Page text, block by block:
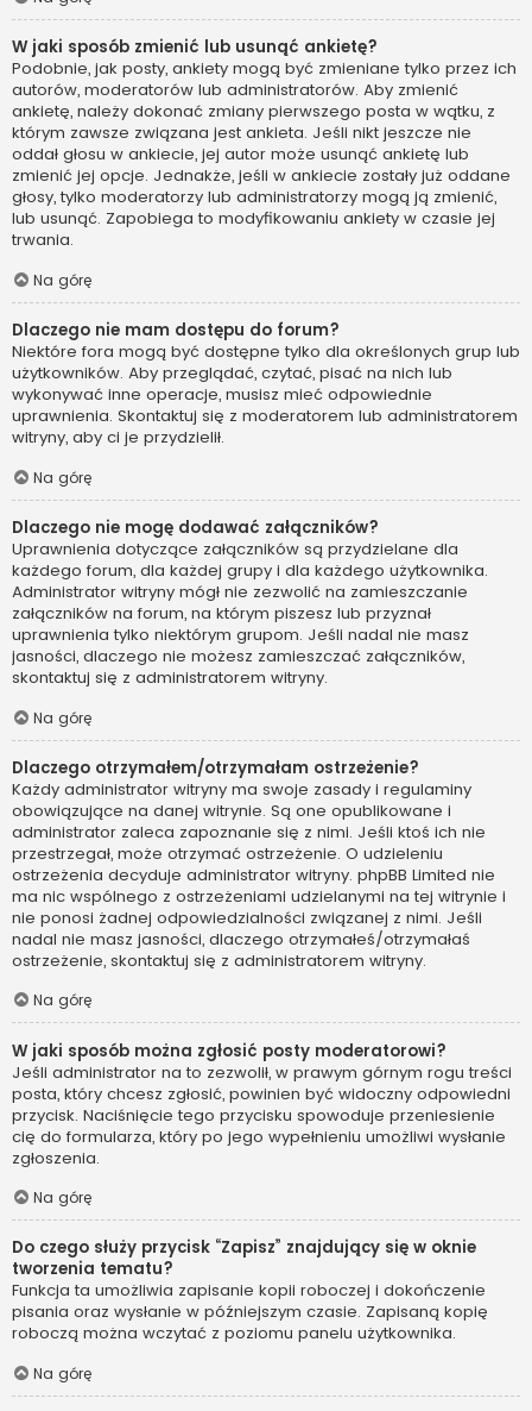
W jaki sposób zmienić lub usunąć ankietę?
Podobnie, jak posty, ankiety mogą być zmieniane tylko przez ich
autorów, moderatorów lub administratorów. Aby zmienić
ankietę, należy dokonać zmiany pierwszego posta w wątku, z
którym zawsze związana jest ankieta. Jeśli nikt jeszcze nie
oddał głosu w ankiecie, jej autor może usunąć ankietę lub
zmienić jej opcje. Jednakże, jeśli w ankiecie zostały już oddane
głosy, tylko moderatorzy lub administratorzy mogą ją zmienić,
lub usunąć. Zapobiega to modyfikowaniu ankiety w czasie jej
trwania.
Na górę
Dlaczego nie mam dostępu do forum?
Niektóre fora mogą być dostępne tylko dla określonych grup lub
użytkowników. Aby przeglądać, czytać, pisać na nich lub
wykonywać inne operacje, musisz mieć odpowiednie
uprawnienia. Skontaktuj się z moderatorem lub administratorem
witryny, aby ci je przydzielił.
Na górę
Dlaczego nie mogę dodawać załączników?
Uprawnienia dotyczące załączników są przydzielane dla
każdego forum, dla każdej grupy i dla każdego użytkownika.
Administrator witryny mógł nie zezwolić na zamieszczanie
załączników na forum, na którym piszesz lub przyznał
uprawnienia tylko niektórym grupom. Jeśli nadal nie masz
jasności, dlaczego nie możesz zamieszczać załączników,
skontaktuj się z administratorem witryny.
Na górę
Dlaczego otrzymałem/otrzymałam ostrzeżenie?
Każdy administrator witryny ma swoje zasady i regulaminy
obowiązujące na danej witrynie. Są one opublikowane i
administrator zaleca zapoznanie się z nimi. Jeśli ktoś ich nie
przestrzegał, może otrzymać ostrzeżenie. O udzieleniu
ostrzeżenia decyduje administrator witryny. phpBB Limited nie
ma nic wspólnego z ostrzeżeniami udzielanymi na tej witrynie i
nie ponosi żadnej odpowiedzialności związanej z nimi. Jeśli
nadal nie masz jasności, dlaczego otrzymałeś/otrzymałaś
ostrzeżenie, skontaktuj się z administratorem witryny.
Na górę
W jaki sposób można zgłosić posty moderatorowi?
Jeśli administrator na to zezwolił, w prawym górnym rogu treści
posta, który chcesz zgłosić, powinien być widoczny odpowiedni
przycisk. Naciśnięcie tego przycisku spowoduje przeniesienie
cię do formularza, który po jego wypełnieniu umożliwi wysłanie
zgłoszenia.
Na górę
Do czego służy przycisk “Zapisz” znajdujący się w oknie
tworzenia tematu?
Funkcja ta umożliwia zapisanie kopii roboczej i dokończenie
pisania oraz wysłanie w późniejszym czasie. Zapisaną kopię
roboczą można wczytać z poziomu panelu użytkownika.
Na górę